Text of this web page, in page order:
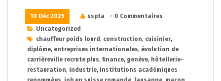
10 Déc 2025 sspta
- 0 Commentaires
Uncategorized
chauffeur poids lourd , construction, cuisinier,
diplôme, entreprises internationales, évolution de
carrièreville recrute plus, finance, genève, hôtellerie-
restauration, industrie, institutions académiques